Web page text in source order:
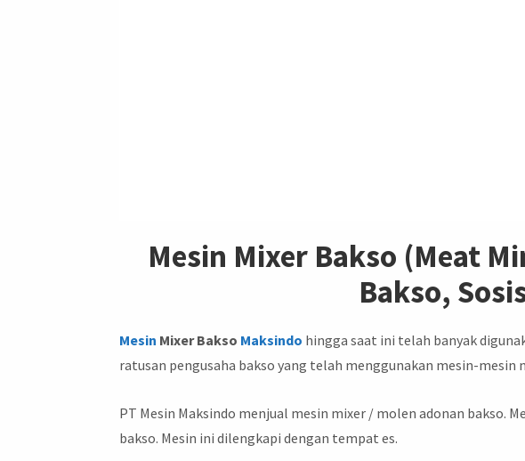
Mesin Mixer Bakso (Meat
Bakso,
Mesin Mixer Bakso Maksindo hingga saat ini telah banyak
ratusan pengusaha bakso yang telah menggunakan mesin-mesin
PT Mesin Maksindo menjual mesin mixer / molen adonan bakso.
bakso. Mesin ini dilengkapi dengan tempat es.